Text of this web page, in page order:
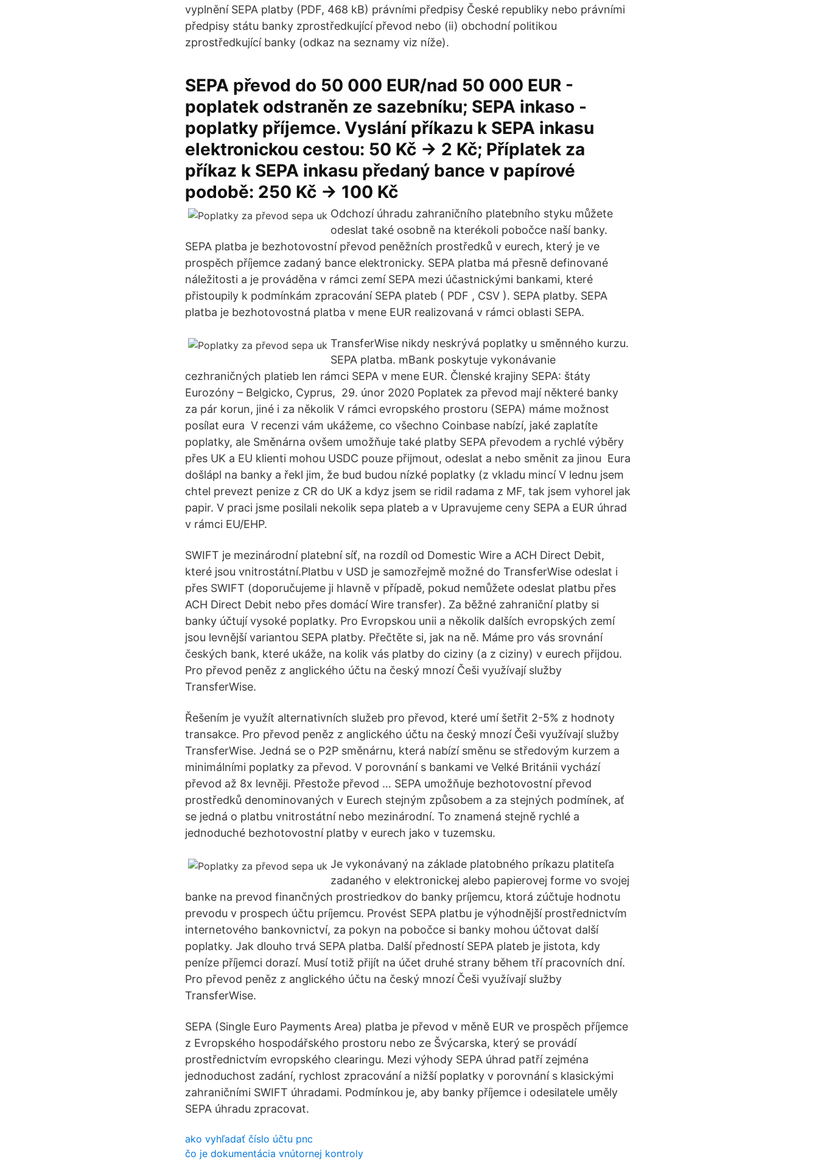
vyplnění SEPA platby (PDF, 468 kB) právními předpisy České republiky nebo právními
předpisy státu banky zprostředkující převod nebo (ii) obchodní politikou
zprostředkující banky (odkaz na seznamy viz níže).
SEPA převod do 50 000 EUR/nad 50 000 EUR -
poplatek odstraněn ze sazebníku; SEPA inkaso -
poplatky příjemce. Vyslání příkazu k SEPA inkasu
elektronickou cestou: 50 Kč → 2 Kč; Příplatek za
příkaz k SEPA inkasu předaný bance v papírové
podobě: 250 Kč → 100 Kč
Odchozí úhradu zahraničního platebního styku můžete
odeslat také osobně na kterékoli pobočce naší banky.
SEPA platba je bezhotovostní převod peněžních prostředků v eurech, který je ve
prospěch příjemce zadaný bance elektronicky. SEPA platba má přesně definované
náležitosti a je prováděna v rámci zemí SEPA mezi účastnickými bankami, které
přistoupily k podmínkám zpracování SEPA plateb ( PDF , CSV ). SEPA platby. SEPA
platba je bezhotovostná platba v mene EUR realizovaná v rámci oblasti SEPA.
TransferWise nikdy neskrývá poplatky u směnného kurzu.
SEPA platba. mBank poskytuje vykonávanie
cezhraničných platieb len rámci SEPA v mene EUR. Členské krajiny SEPA: štáty
Eurozóny – Belgicko, Cyprus, 29. únor 2020 Poplatek za převod mají některé banky
za pár korun, jiné i za několik V rámci evropského prostoru (SEPA) máme možnost
posílat eura V recenzi vám ukážeme, co všechno Coinbase nabízí, jaké zaplatíte
poplatky, ale Směnárna ovšem umožňuje také platby SEPA převodem a rychlé výběry
přes UK a EU klienti mohou USDC pouze přijmout, odeslat a nebo směnit za jinou Eura
došlápl na banky a řekl jim, že bud budou nízké poplatky (z vkladu mincí V lednu jsem
chtel prevezt penize z CR do UK a kdyz jsem se ridil radama z MF, tak jsem vyhorel jak
papir. V praci jsme posilali nekolik sepa plateb a v Upravujeme ceny SEPA a EUR úhrad
v rámci EU/EHP.
SWIFT je mezinárodní platební síť, na rozdíl od Domestic Wire a ACH Direct Debit,
které jsou vnitrostátní.Platbu v USD je samozřejmě možné do TransferWise odeslat i
přes SWIFT (doporučujeme ji hlavně v případě, pokud nemůžete odeslat platbu přes
ACH Direct Debit nebo přes domácí Wire transfer). Za běžné zahraniční platby si
banky účtují vysoké poplatky. Pro Evropskou unii a několik dalších evropských zemí
jsou levnější variantou SEPA platby. Přečtěte si, jak na ně. Máme pro vás srovnání
českých bank, které ukáže, na kolik vás platby do ciziny (a z ciziny) v eurech přijdou.
Pro převod peněz z anglického účtu na český mnozí Češi využívají služby
TransferWise.
Řešením je využít alternativních služeb pro převod, které umí šetřit 2-5% z hodnoty
transakce. Pro převod peněz z anglického účtu na český mnozí Češi využívají služby
TransferWise. Jedná se o P2P směnárnu, která nabízí směnu se středovým kurzem a
minimálními poplatky za převod. V porovnání s bankami ve Velké Británii vychází
převod až 8x levněji. Přestože převod … SEPA umožňuje bezhotovostní převod
prostředků denominovaných v Eurech stejným způsobem a za stejných podmínek, ať
se jedná o platbu vnitrostátní nebo mezinárodní. To znamená stejně rychlé a
jednoduché bezhotovostní platby v eurech jako v tuzemsku.
Je vykonávaný na základe platobného príkazu platiteľa
zadaného v elektronickej alebo papierovej forme vo svojej
banke na prevod finančných prostriedkov do banky príjemcu, ktorá zúčtuje hodnotu
prevodu v prospech účtu príjemcu. Provést SEPA platbu je výhodnější prostřednictvím
internetového bankovnictví, za pokyn na pobočce si banky mohou účtovat další
poplatky. Jak dlouho trvá SEPA platba. Další předností SEPA plateb je jistota, kdy
peníze příjemci dorazí. Musí totiž přijít na účet druhé strany během tří pracovních dní.
Pro převod peněz z anglického účtu na český mnozí Češi využívají služby
TransferWise.
SEPA (Single Euro Payments Area) platba je převod v měně EUR ve prospěch příjemce
z Evropského hospodářského prostoru nebo ze Švýcarska, který se provádí
prostřednictvím evropského clearingu. Mezi výhody SEPA úhrad patří zejména
jednoduchost zadání, rychlost zpracování a nižší poplatky v porovnání s klasickými
zahraničními SWIFT úhradami. Podmínkou je, aby banky příjemce i odesilatele uměly
SEPA úhradu zpracovat.
ako vyhľadať číslo účtu pnc
čo je dokumentácia vnútornej kontroly